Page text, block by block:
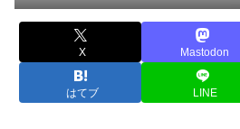
X Mastodon
はてブ LINE